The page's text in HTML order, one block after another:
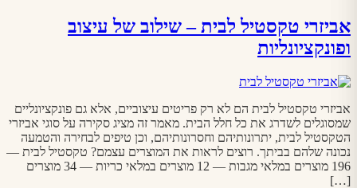
אביזרי טקסטיל לבית – שילוב של עיצוב
ופונקציונליות
אביזרי טקסטיל לבית הם לא רק פריטים עיצוביים, אלא גם פונקציונליים
שמסוגלים לשדרג את כל חלל הבית. מאמר זה מציג סקירה על סוגי אביזרי
הטקסטיל לבית, יתרונותיהם וחסרונותיהם, וכן טיפים לבחירה והטמעה
נכונה שלהם בביתך. רוצים לראות את המוצרים עצמם? טקסטיל לבית —
196 מוצרים במלאי מגבות — 12 מוצרים במלאי כריות — 34 מוצרים
[…]